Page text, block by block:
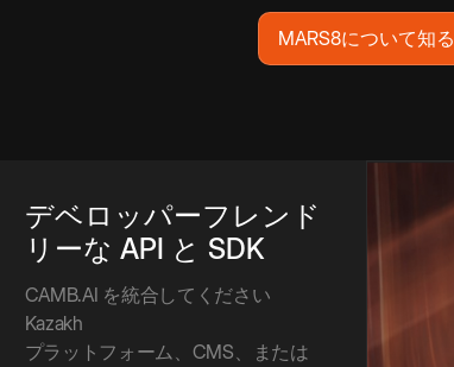
MARS8について知る
デベロッパーフレンド
リーな API と SDK
CAMB.AI を統合してください
Kazakh
プラットフォーム、CMS、または